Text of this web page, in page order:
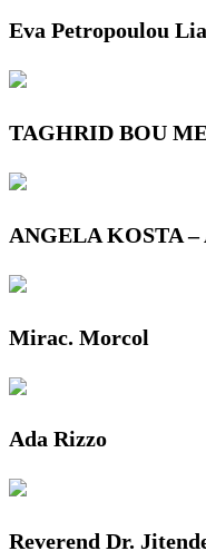
Eva Petropoulou
TAGHRID BOU
ANGELA KOSTA
Mirac. Morcol
Ada Rizzo
Reverend Dr.